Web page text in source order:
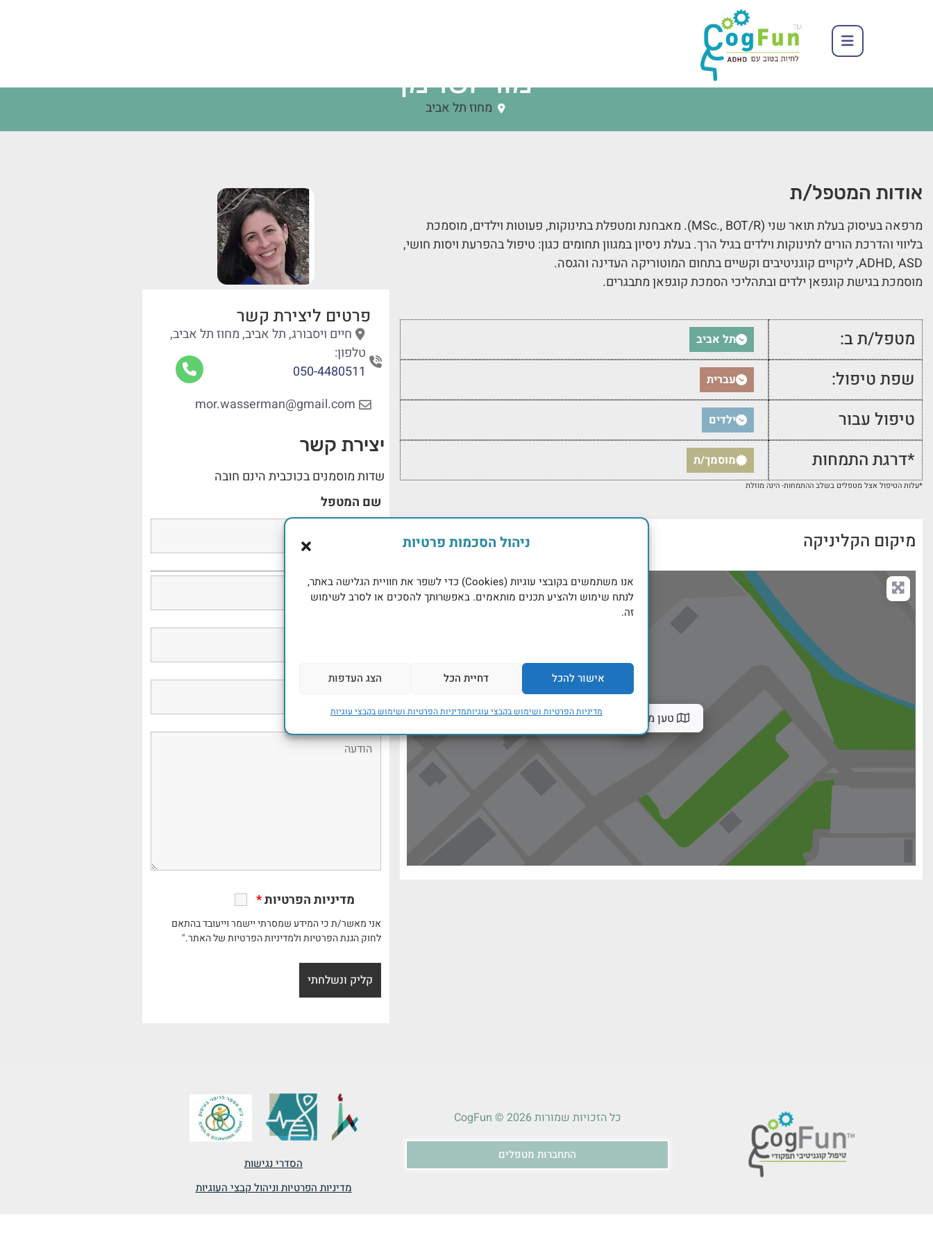
ניהול הסכמות פרטיות
אנו משתמשים בקובצי עוגיות (Cookies) כדי לשפר את חוויית הגלישה באתר,
לנתח שימוש ולהציע תכנים מותאמים. באפשרותך להסכים או לסרב לשימוש
זה.
אישור להכל דחיית הכל הצג העדפות
מדיניות הפרטיות ושימוש בקבצי עוגיותמדיניות הפרטיות ושימוש בקבצי עוגיות
מור וסרמן
מחוז תל אביב
אודות המטפל/ת
מרפאה בעיסוק בעלת תואר שני (MSc., BOT/R). מאבחנת ומטפלת בתינוקות, פעוטות וילדים, מוסמכת
בליווי והדרכת הורים לתינוקות וילדים בגיל הרך. בעלת ניסיון במגוון תחומים כגון: טיפול בהפרעת ויסות חושי,
ADHD, ASD, ליקויים קוגניטיבים וקשיים בתחום המוטוריקה העדינה והגסה.
מוסמכת בגישת קוגפאן ילדים ובתהליכי הסמכת קוגפאן מתבגרים.
מטפל/ת ב: תל אביב
שפת טיפול: עברית
טיפול עבור ילדים
*דרגת התמחות מוסמך/ת
*עלות הטיפול אצל מטפלים בשלב ההתמחות- הינה מוזלת
מיקום הקליניקה
טען מפה
פרטים ליצירת קשר
חיים ויסבורג, תל אביב, מחוז תל אביב,
טלפון:
050-4480511
mor.wasserman@gmail.com
יצירת קשר
שדות מוסמנים בכוכבית הינם חובה
שם המטפל
מדיניות הפרטיות*
אני מאשר/ת כי המידע שמסרתי יישמר וייעובד בהתאם
לחוק הגנת הפרטיות ולמדיניות הפרטיות של האתר."
כל הזכויות שמורות 2026 © CogFun
התחברות מטפלים
הסדרי נגישות
מדיניות הפרטיות וניהול קבצי העוגיות